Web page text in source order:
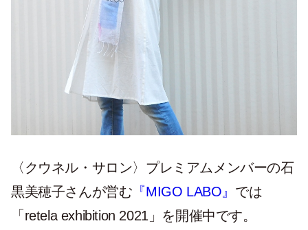
〈クウネル・サロン〉プレミアムメンバーの石
黒美穂子さんが営む 『MIGO LABO』 では
「retela exhibition 2021」を開催中です。